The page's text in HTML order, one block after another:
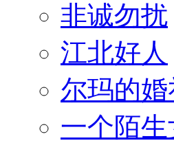
非诚勿扰
江北好人
尔玛的婚
一个陌